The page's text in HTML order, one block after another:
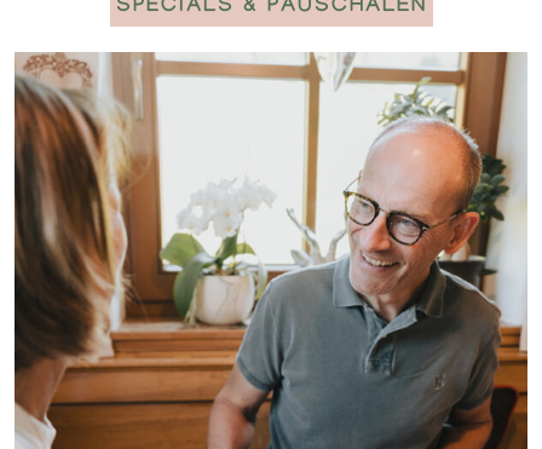
SPECIALS & PAUSCHALEN